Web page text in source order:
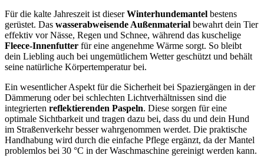
Für die kalte Jahreszeit ist dieserWinterhundemantel bestens
gerüstet. Das wasserabweisende Außenmaterial bewahrt dein Tier
effektiv vor Nässe, Regen und Schnee, während das kuschelige
Fleece-Innenfutter für eine angenehme Wärme sorgt. So bleibt
dein Liebling auch bei ungemütlichem Wetter geschützt und behält
seine natürliche Körpertemperatur bei.
Ein wesentlicher Aspekt für die Sicherheit bei Spaziergängen in der
Dämmerung oder bei schlechten Lichtverhältnissen sind die
integrierten reflektierenden Paspeln. Diese sorgen für eine
optimale Sichtbarkeit und tragen dazu bei, dass du und dein Hund
im Straßenverkehr besser wahrgenommen werdet. Die praktische
Handhabung wird durch die einfache Pflege ergänzt, da der Mantel
problemlos bei 30 °C in der Waschmaschine gereinigt werden kann.